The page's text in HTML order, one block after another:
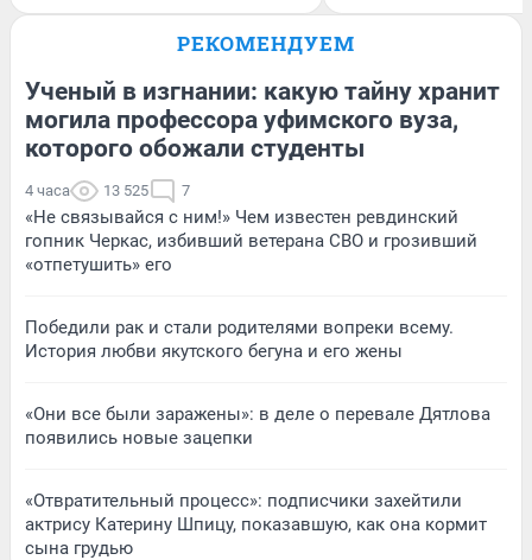
РЕКОМЕНДУЕМ
Ученый в изгнании: какую тайну хранит
могила профессора уфимского вуза,
которого обожали студенты
4 часа 13 525 7
«Не связывайся с ним!» Чем известен ревдинский
гопник Черкас, избивший ветерана СВО и грозивший
«отпетушить» его
Победили рак и стали родителями вопреки всему.
История любви якутского бегуна и его жены
«Они все были заражены»: в деле о перевале Дятлова
появились новые зацепки
«Отвратительный процесс»: подписчики захейтили
актрису Катерину Шпицу, показавшую, как она кормит
сына грудью